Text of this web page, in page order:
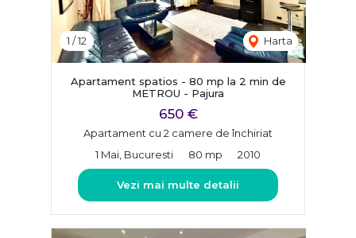
1 /12 Harta
Apartament spatios - 80 mp la 2 min de
METROU - Pajura
650 €
Apartament cu 2 camere de închiriat
1 Mai, Bucuresti
80 mp 2010
Vezi mai multe detalii